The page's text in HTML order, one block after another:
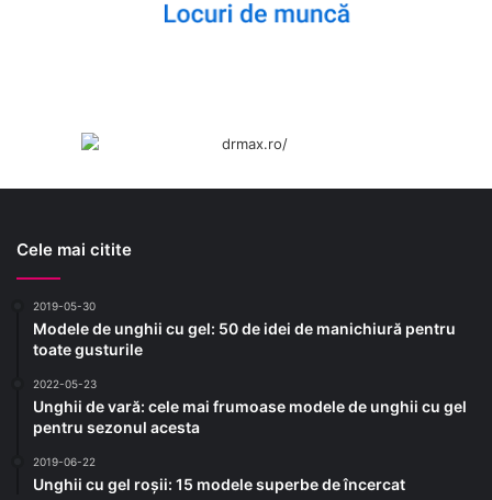
Cele mai citite
2019-05-30
Modele de unghii cu gel: 50 de idei de manichiură pentru
toate gusturile
2022-05-23
Unghii de vară: cele mai frumoase modele de unghii cu gel
pentru sezonul acesta
2019-06-22
Unghii cu gel roșii: 15 modele superbe de încercat